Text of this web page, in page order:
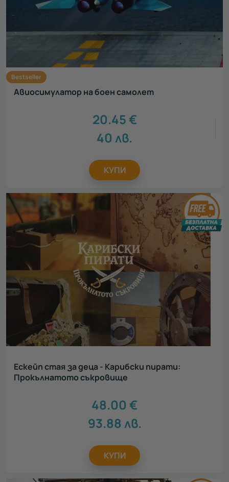
Bestseller
Авиосимулатор на боен самолет
20.45€
40 лв.
КУПИ
Ескейп стая за деца - Карибски пирати:
Прокълнатото съкровище
48.00 €
93.88 лв.
КУПИ